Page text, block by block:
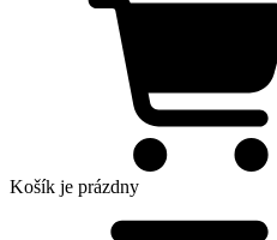
Košík je prázdny